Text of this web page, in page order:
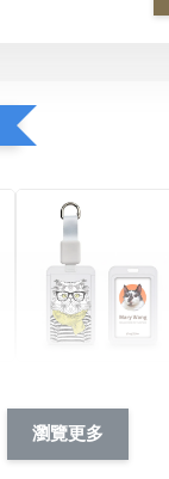
件套(附伸縮卡扣)
CSAA05
瀏覽更多